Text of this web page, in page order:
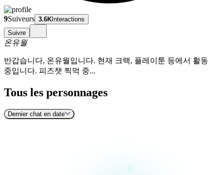
9Suiveurs 3.6K Interactions
Suivre
온유월
반갑습니다, 온유월입니다. 현재 크랙, 플레이툰 등에서 활동
중입니다. 피즈챗 찍먹 중...
Tous les personnages
Dernier chat en date